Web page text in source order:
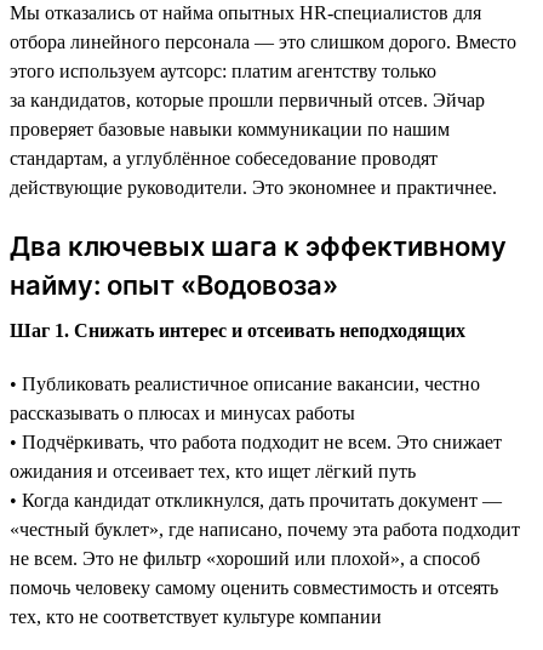
Мы отказались от найма опытных HR-специалистов для
отбора линейного персонала — это слишком дорого. Вместо
этого используем аутсорс: платим агентству только
за кандидатов, которые прошли первичный отсев. Эйчар
проверяет базовые навыки коммуникации по нашим
стандартам, а углублённое собеседование проводят
действующие руководители. Это экономнее и практичнее.
Два ключевых шага к эффективному
найму: опыт «Водовоза»
Шаг 1. Снижать интерес и отсеивать неподходящих
• Публиковать реалистичное описание вакансии, честно
рассказывать о плюсах и минусах работы
• Подчёркивать, что работа подходит не всем. Это снижает
ожидания и отсеивает тех, кто ищет лёгкий путь
• Когда кандидат откликнулся, дать прочитать документ —
«честный буклет», где написано, почему эта работа подходит
не всем. Это не фильтр «хороший или плохой», а способ
помочь человеку самому оценить совместимость и отсеять
тех, кто не соответствует культуре компании